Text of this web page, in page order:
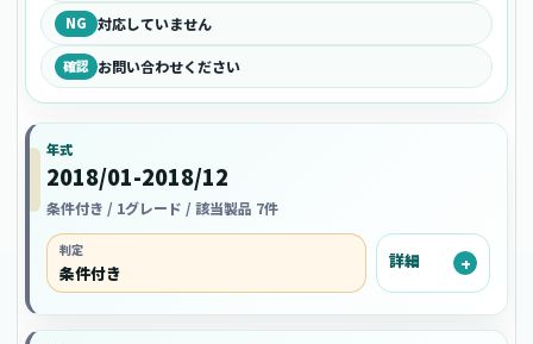
NG 対応していません
確認 お問い合わせください
年式
2018/01-2018/12
条件付き / 1グレード / 該当製品 7件
判定
条件付き
詳細